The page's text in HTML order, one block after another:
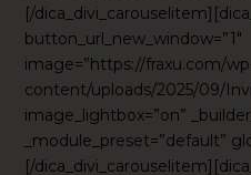
[/
button_url_new_window=”1″
image=”https://fraxu.com/
content/uploads/2025/09/
image_lightbox=”on”
_module_preset=”default”
[/